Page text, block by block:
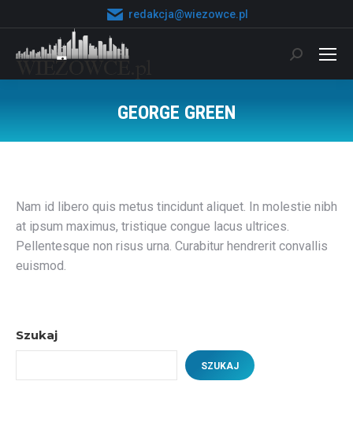
redakcja@wiezowce.pl
Szukaj:
GEORGE GREEN
Nam id libero quis metus tincidunt aliquet. In molestie nibh
at ipsum maximus, tristique congue lacus ultrices.
Pellentesque non risus urna. Curabitur hendrerit convallis
euismod.
Szukaj
SZUKAJ